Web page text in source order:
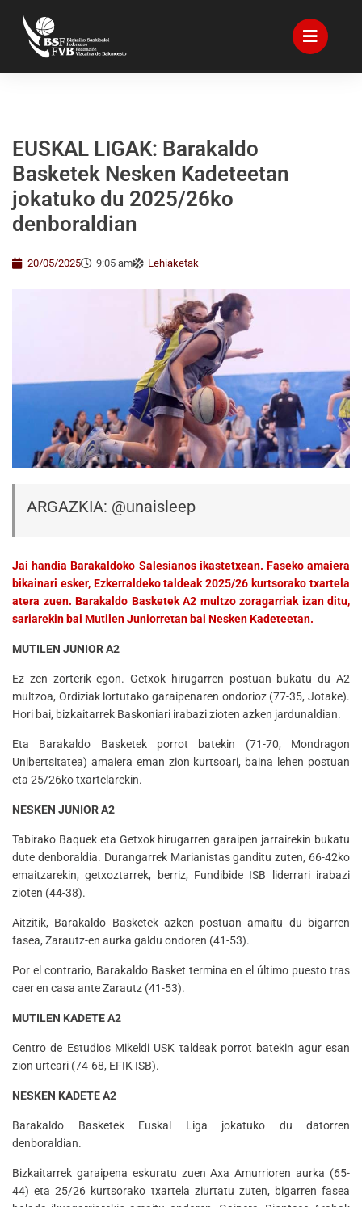
EUSKAL LIGAK: Barakaldo
Basketek Nesken Kadeteetan
jokatuko du 2025/26ko
denboraldian
20/05/2025 9:05 am Lehiaketak
ARGAZKIA: @unaisleep
Jai handia Barakaldoko Salesianos ikastetxean. Faseko amaiera
bikainari esker, Ezkerraldeko taldeak 2025/26 kurtsorako txartela
atera zuen. Barakaldo Basketek A2 multzo zoragarriak izan ditu,
sariarekin bai Mutilen Juniorretan bai Nesken Kadeteetan.
MUTILEN JUNIOR A2
Ez zen zorterik egon. Getxok hirugarren postuan bukatu du A2
multzoa, Ordiziak lortutako garaipenaren ondorioz (77-35, Jotake).
Hori bai, bizkaitarrek Baskoniari irabazi zioten azken jardunaldian.
Eta Barakaldo Basketek porrot batekin (71-70, Mondragon
Unibertsitatea) amaiera eman zion kurtsoari, baina lehen postuan
eta 25/26ko txartelarekin.
NESKEN JUNIOR A2
Tabirako Baquek eta Getxok hirugarren garaipen jarrairekin bukatu
dute denboraldia. Durangarrek Marianistas ganditu zuten, 66-42ko
emaitzarekin, getxoztarrek, berriz, Fundibide ISB liderrari irabazi
zioten (44-38).
Aitzitik, Barakaldo Basketek azken postuan amaitu du bigarren
fasea, Zarautz-en aurka galdu ondoren (41-53).
Por el contrario, Barakaldo Basket termina en el último puesto tras
caer en casa ante Zarautz (41-53).
MUTILEN KADETE A2
Centro de Estudios Mikeldi USK taldeak porrot batekin agur esan
zion urteari (74-68, EFIK ISB).
NESKEN KADETE A2
Barakaldo Basketek Euskal Liga jokatuko du datorren
denboraldian.
Bizkaitarrek garaipena eskuratu zuen Axa Amurrioren aurka (65-
44) eta 25/26 kurtsorako txartela ziurtatu zuten, bigarren fasea